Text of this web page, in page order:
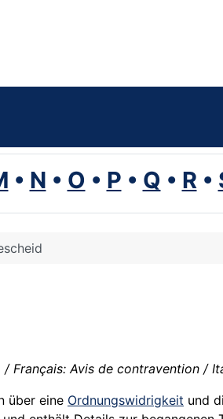
• N • O • P • Q • R•
Français: Avis de contravention /
über eine Ordnungswidrigkeit und